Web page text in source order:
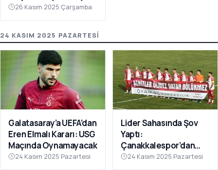
“50 Bin Türk’ü
Susturdular”
26 Kasım 2025 Çarşamba
24 KASIM 2025 PAZARTESI
Galatasaray’a UEFA’dan
Eren Elmalı Kararı: USG
Maçında Oynamayacak
24 Kasım 2025 Pazartesi
Lider Sahasında Şov
Yaptı:
Çanakkalespor’dan
Farklı Galibiyet
24 Kasım 2025 Pazartesi